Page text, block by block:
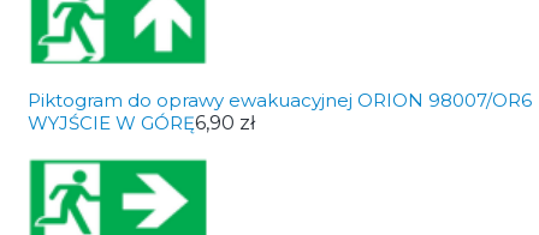
Piktogram do oprawy ewakuacyjnej ORION 98007/OR6
WYJŚCIE W GÓRĘ6,90 zł